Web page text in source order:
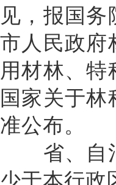
见，报国
市人民政府
用材林、
国家关于
准公布。
省、自治
少于本行政